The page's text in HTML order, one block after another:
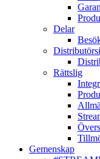
Delar
Rättslig
Gemenskap